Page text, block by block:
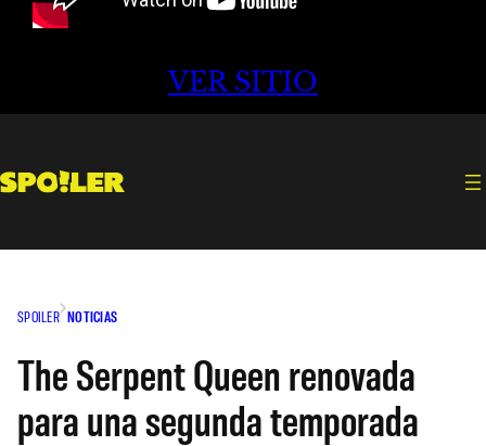
VER SITIO
SPOILER NOTICIAS
The Serpent Queen renovada
para una segunda temporada